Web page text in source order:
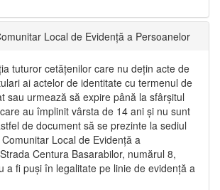
Local de Evidență a Persoanelor
tuturor cetățenilor care nu dețin acte de
ai actelor de identitate cu termenul de
sau urmează să expire până la sfârșitul
au împlinit vârsta de 14 ani și nu sunt
de document să se prezinte la sediul
Local de Evidență a
Centura Basarabilor, numărul 8,
a fi puși în legalitate pe linie de evidență a